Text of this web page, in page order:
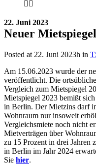
22. Juni 2023
Neuer
Posted at 22. Juni 2023h in
Am 15.06.2023 wurde der
veröffentlicht. Die
Vergleich zum Mietspiegel
Mietspiegel 2023 bemißt
in Berlin. Der Mietzins darf
Wohnraum nur insoweit
Vergleichsmiete noch nicht
Mietverträgen über
zu 15 Prozent in drei Jahren
in Berlin im Jahr 2024
Sie hier.